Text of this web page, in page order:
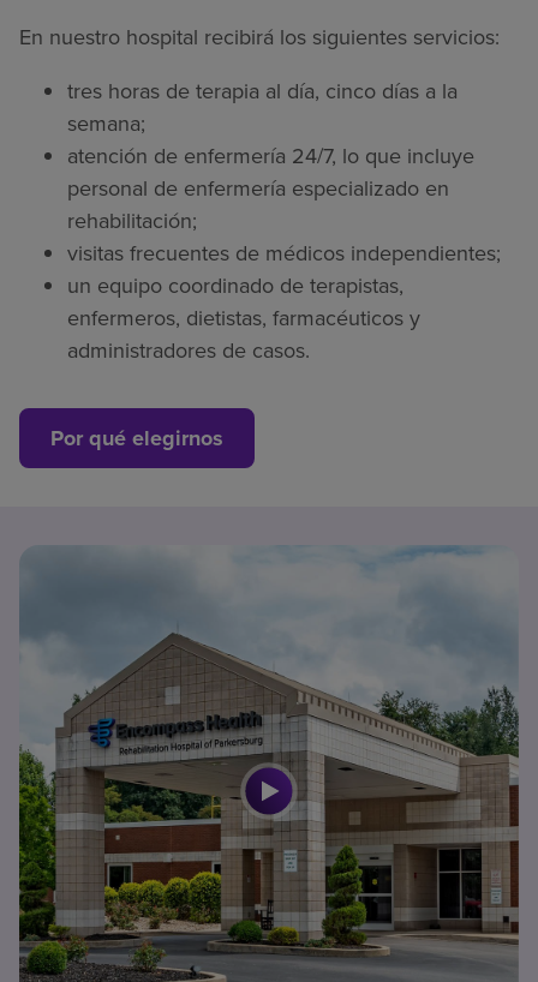
En nuestro hospital recibirá los siguientes servicios:
tres horas de terapia al día, cinco días a la
semana;
atención de enfermería 24/7, lo que incluye
personal de enfermería especializado en
rehabilitación;
visitas frecuentes de médicos independientes;
un equipo coordinado de terapistas,
enfermeros, dietistas, farmacéuticos y
administradores de casos.
Por qué elegirnos